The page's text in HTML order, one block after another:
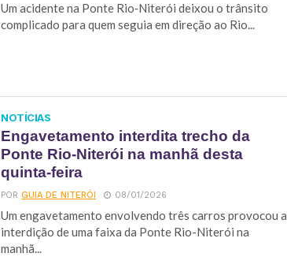
Um acidente na Ponte Rio‑Niterói deixou o trânsito
complicado para quem seguia em direção ao Rio...
NOTÍCIAS
Engavetamento interdita trecho da
Ponte Rio-Niterói na manhã desta
quinta-feira
PORGUIA DE NITERÓI 08/01/2026
Um engavetamento envolvendo três carros provocou a
interdição de uma faixa da Ponte Rio-Niterói na
manhã...